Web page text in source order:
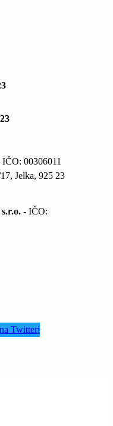
IČO: 00306011
Jelka, 925 23
- IČO: